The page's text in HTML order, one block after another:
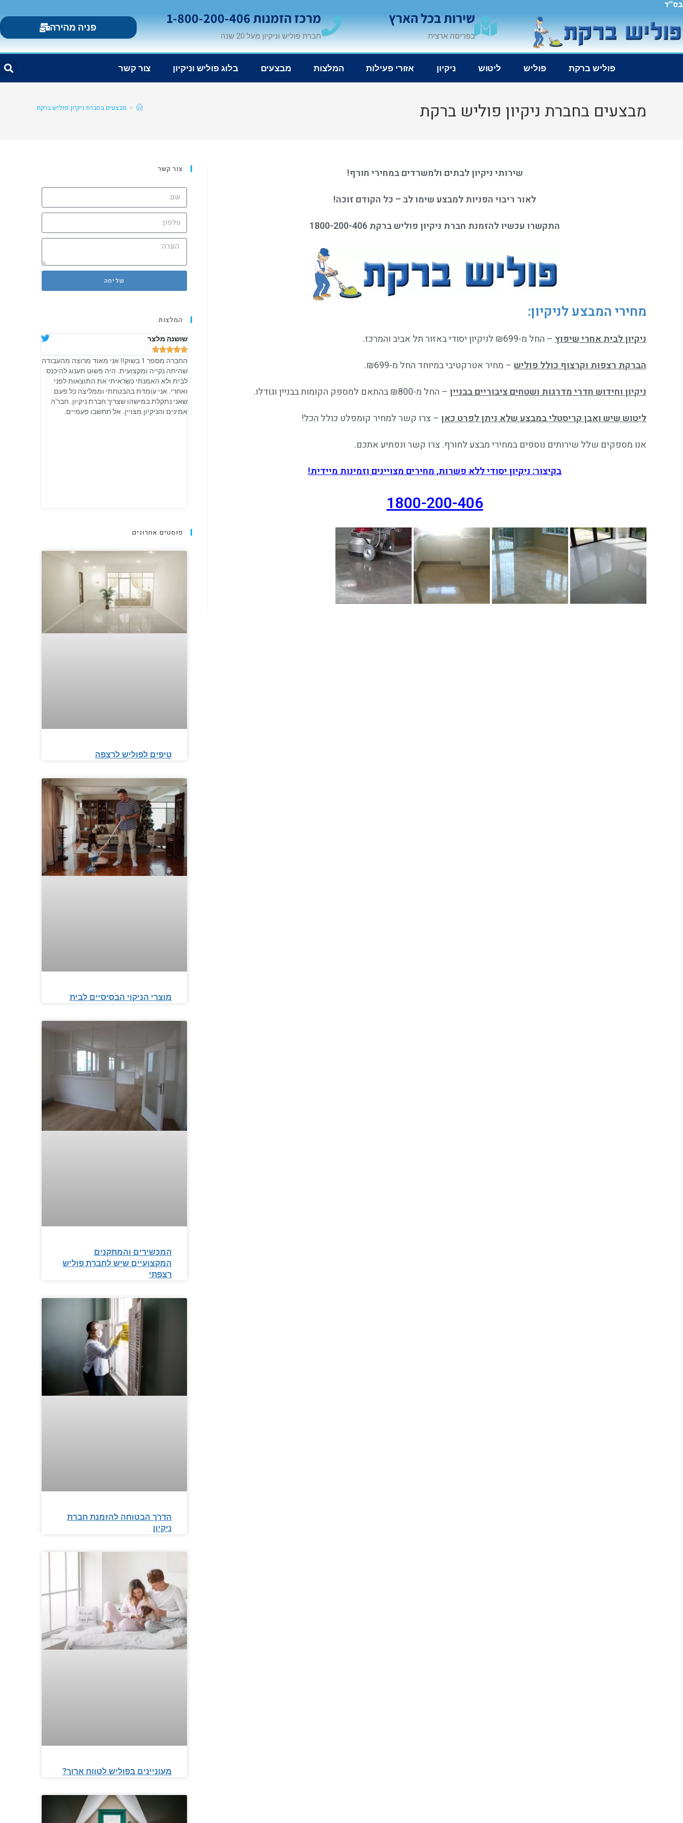
בס"ד
שירות בכל הארץ
בפריסה ארצית
מרכז הזמנות 1-800-200-406
חברת פוליש וניקיון מעל 20 שנה
פניה מהירה
פוליש ברקת פוליש ליטוש ניקיון אזורי פעילות המלצות מבצעים בלוג פוליש וניקיון צור קשר
מבצעים בחברת ניקיון פוליש ברקת > מבצעים בחברת ניקיון פוליש ברקת
שירותי ניקיון לבתים ולמשרדים במחירי חורף!
לאור ריבוי הפניות למבצע שימו לב – כל הקודם זוכה!
התקשרו עכשיו להזמנת חברת ניקיון פוליש ברקת 1800-200-406
מחירי המבצע לניקיון:
ניקיון לבית אחרי שיפוץ – החל מ-₪699 לניקיון יסודי באזור תל אביב והמרכז.
הברקת רצפות וקרצוף כולל פוליש – מחיר אטרקטיבי במיוחד החל מ-₪699.
ניקיון וחידוש חדרי מדרגות ושטחים ציבוריים בבניין – החל מ-₪800 בהתאם למספק הקומות בבניין וגודלו.
ליטוש שיש ואבן קריסטלי במבצע שלא ניתן לפרט כאן – צרו קשר למחיר קומפלט כולל הכל!
אנו מספקים שלל שירותים נוספים במחירי מבצע לחורף. צרו קשר ונפתיע אתכם.
בקיצור: ניקיון יסודי ללא פשרות, מחירים מצויינים וזמינות מיידית!
1800-200-406
צור קשר
שליחה
המלצות
שושנה מלצר





החברה מספר 1 בשוק!! אני מאוד מרוצה מהעבודה
שהיתה נקייה ומקצועית. היה פשוט תענוג להיכנס
לבית ולא האמנתי כשראיתי את התוצאות לפני
ואחרי. אני עומדת בהבטחתי וממליצה כל פעם
שאני נתקלת במישהו שצריך חברת ניקיון. חבר'ה
אמינים והניקיון מצויין. אל תחשבו פעמיים.
פוסטים אחרונים
טיפים לפוליש לרצפה
מוצרי הניקוי הבסיסיים לבית
המכשירים והמתקנים
המקצועיים שיש לחברת פוליש
רצפתי
הדרך הבטוחה להזמנת חברת
ניקיון
מעוניינים בפוליש לטווח ארוך?